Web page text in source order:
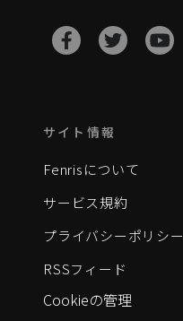
サイト情報
Fenrisについて
サービス規約
プライバシーポリシー
RSSフィード
Cookieの管理